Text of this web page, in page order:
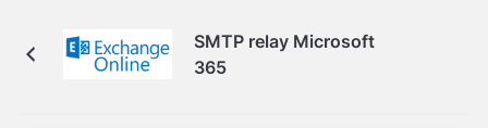
SMTP relay Microsoft
365